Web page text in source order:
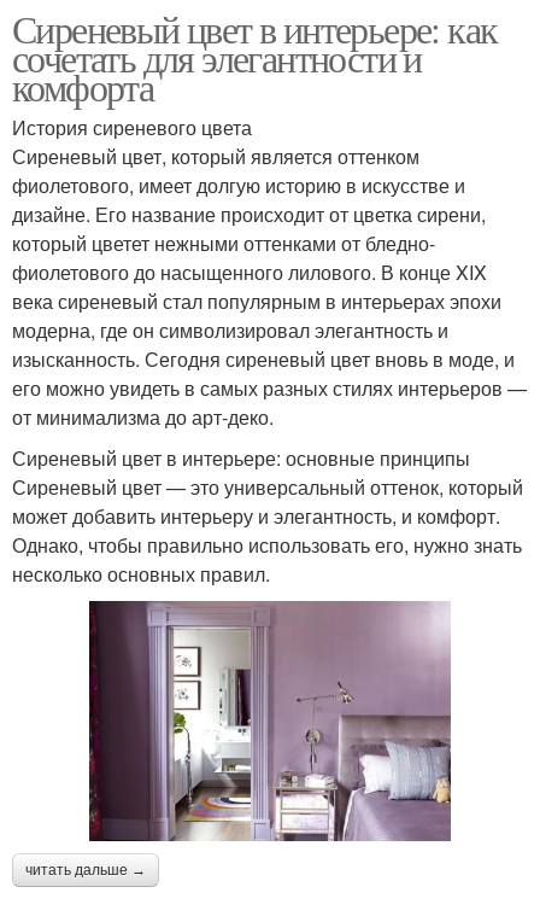
Сиреневый цвет в интерьере: как
сочетать для элегантности и
комфорта
История сиреневого цвета
Сиреневый цвет, который является оттенком
фиолетового, имеет долгую историю в искусстве и
дизайне. Его название происходит от цветка сирени,
который цветет нежными оттенками от бледно-
фиолетового до насыщенного лилового. В конце XIX
века сиреневый стал популярным в интерьерах эпохи
модерна, где он символизировал элегантность и
изысканность. Сегодня сиреневый цвет вновь в моде, и
его можно увидеть в самых разных стилях интерьеров —
от минимализма до арт-деко.
Сиреневый цвет в интерьере: основные принципы
Сиреневый цвет — это универсальный оттенок, который
может добавить интерьеру и элегантность, и комфорт.
Однако, чтобы правильно использовать его, нужно знать
несколько основных правил.
читать дальше →